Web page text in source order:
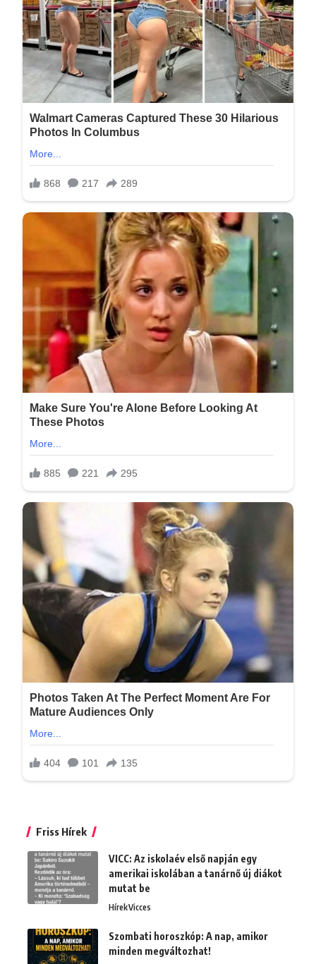
Friss Hírek
VICC: Az iskolaév első napján egy
amerikai iskolában a tanárnő új diákot
mutat be
HírekVicces
Szombati horoszkóp: A nap, amikor
minden megváltozhat!